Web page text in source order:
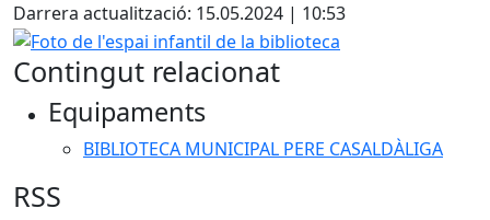
Darrera actualització: 15.05.2024 | 10:53
Foto de l'espai infantil de la biblioteca
Contingut relacionat
Equipaments
BIBLIOTECA MUNICIPAL PERE CASALDÀLIGA
RSS